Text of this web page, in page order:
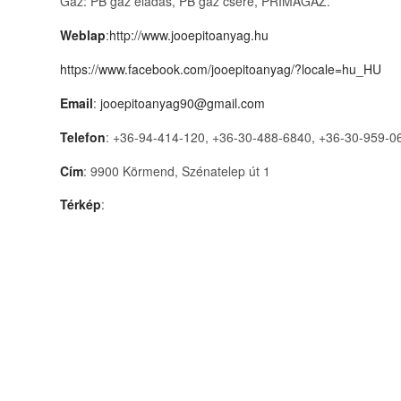
Weblap:http://www.jooepitoanyag.hu
https://www.facebook.com/jooepitoanyag/?locale=hu_HU
Email: jooepitoanyag90@gmail.com
Telefon: +36-94-414-120, +36-30-488-6840, +36-30-959-
Cím: 9900 Körmend, Szénatelep út 1
Térkép: